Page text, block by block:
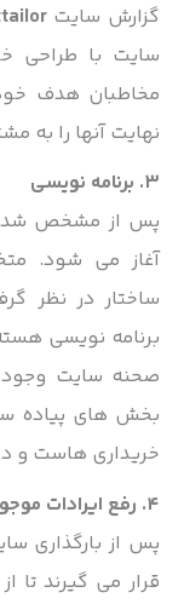
گزارش سایت
سایت با طراحی
مخاطبان هدف خود
نهایت آنها را به
پس از مشخص شدن
آغاز می شود.
ساختار در نظر
برنامه نویسی
صحنه سایت وجود
بخش های پیاده
خریداری هاست و
پس از بارگذاری
قرار می گیرند تا